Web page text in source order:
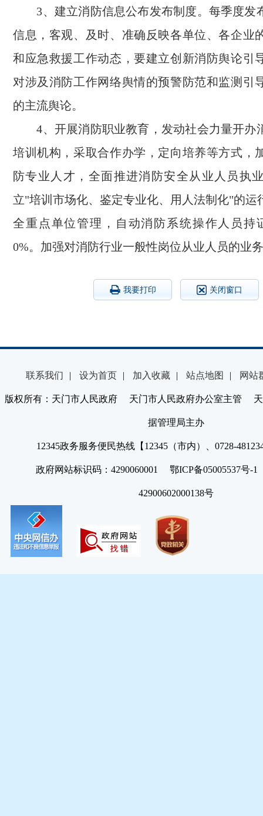
3、建立消防信息公布发布制度。每季度发
信息，客观、及时、准确反映各单位、各企业
和应急救援工作动态，要建立创新消防舆论引
对涉及消防工作网络舆情的预警防范和监测引
的主流舆论。
4、开展消防职业教育，发动社会力量开办
培训机构，采取合作办学，定向培养等方式，
防专业人才，全面推进消防安全从业人员执
立"培训市场化、鉴定专业化、用人法制化"的运
全重点单位管理，自动消防系统操作人员持
0%。加强对消防行业一般性岗位从业人员的业
我要打印 关闭窗口
联系我们 | 设为首页 | 加入收藏 | 站点地图 | 网站
版权所有：天门市人民政府 天门市人民政府办公室主管 天
据管理局主办
12345政务服务便民热线【12345（市内）、0728-
政府网站标识码：4290060001 鄂ICP备05005537号
42900602000138号